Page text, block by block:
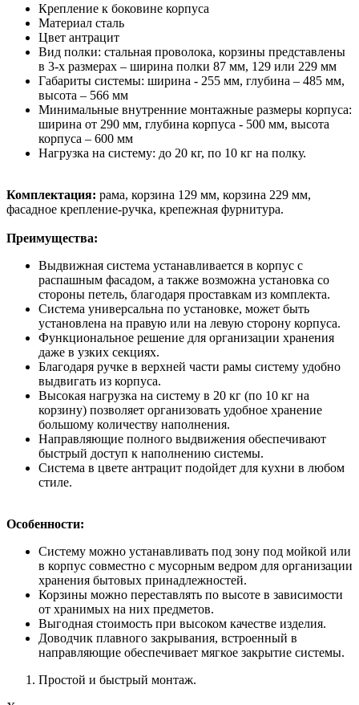
Крепление к боковине корпуса
Материал сталь
Цвет антрацит
Вид полки: стальная проволока, корзины представлены
в 3-х размерах – ширина полки 87 мм, 129 или 229 мм
Габариты системы: ширина - 255 мм, глубина – 485 мм,
высота – 566 мм
Минимальные внутренние монтажные размеры корпуса:
ширина от 290 мм, глубина корпуса - 500 мм, высота
корпуса – 600 мм
Нагрузка на систему: до 20 кг, по 10 кг на полку.
Комплектация: рама, корзина 129 мм, корзина 229 мм,
фасадное крепление-ручка, крепежная фурнитура.
Преимущества:
Выдвижная система устанавливается в корпус с
распашным фасадом, а также возможна установка со
стороны петель, благодаря проставкам из комплекта.
Система универсальна по установке, может быть
установлена на правую или на левую сторону корпуса.
Функциональное решение для организации хранения
даже в узких секциях.
Благодаря ручке в верхней части рамы систему удобно
выдвигать из корпуса.
Высокая нагрузка на систему в 20 кг (по 10 кг на
корзину) позволяет организовать удобное хранение
большому количеству наполнения.
Направляющие полного выдвижения обеспечивают
быстрый доступ к наполнению системы.
Система в цвете антрацит подойдет для кухни в любом
стиле.
Особенности:
Систему можно устанавливать под зону под мойкой или
в корпус совместно с мусорным ведром для организации
хранения бытовых принадлежностей.
Корзины можно переставлять по высоте в зависимости
от хранимых на них предметов.
Выгодная стоимость при высоком качестве изделия.
Доводчик плавного закрывания, встроенный в
направляющие обеспечивает мягкое закрытие системы.
Простой и быстрый монтаж.